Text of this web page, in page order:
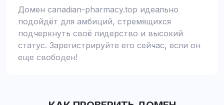
Домен canadian-pharmacy.top идеально
подойдёт для амбиций, стремящихся
подчеркнуть своё лидерство и высокий
статус. Зарегистрируйте его сейчас, если он
еще свободен!